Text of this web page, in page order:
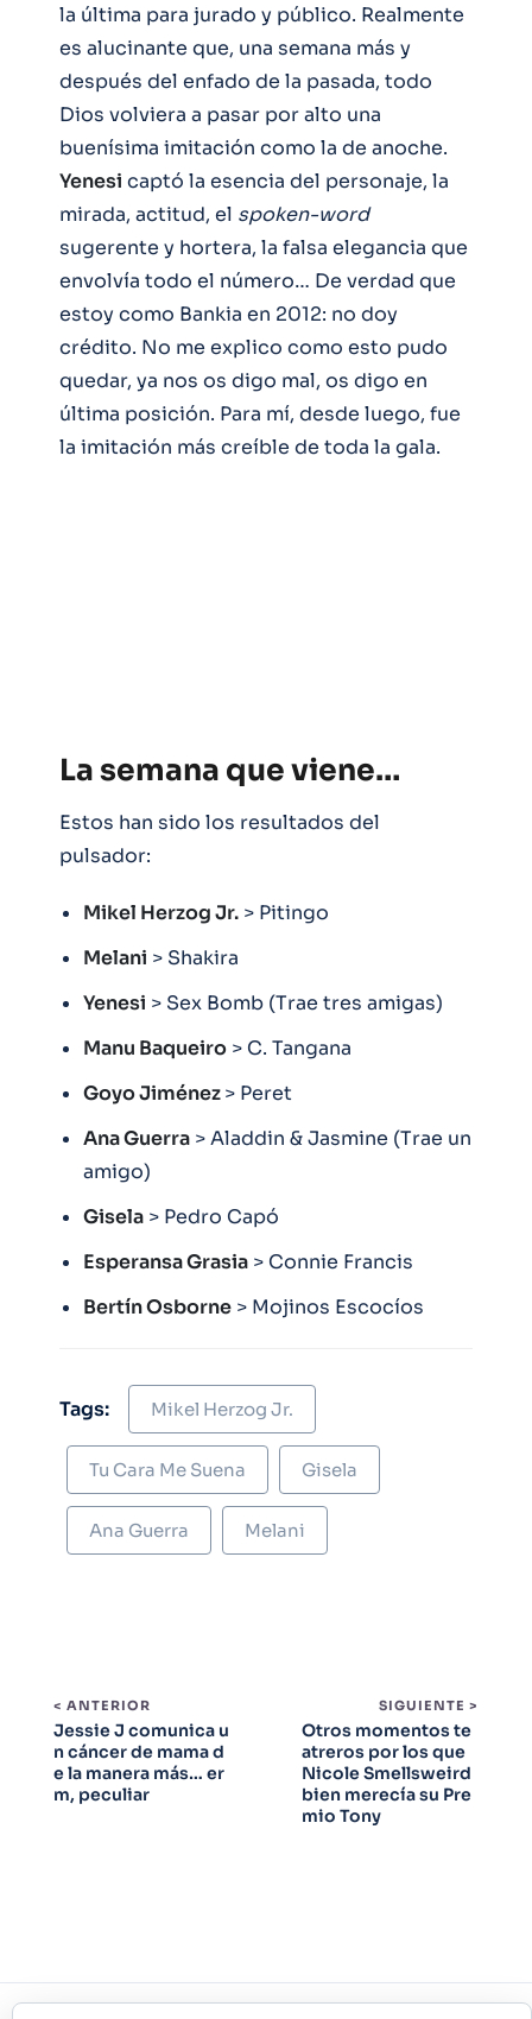
la última para jurado y público. Realmente
es alucinante que, una semana más y
después del enfado de la pasada, todo
Dios volviera a pasar por alto una
buenísima imitación como la de anoche.
Yenesi captó la esencia del personaje, la
mirada, actitud, el spoken-word
sugerente y hortera, la falsa elegancia que
envolvía todo el número… De verdad que
estoy como Bankia en 2012: no doy
crédito. No me explico como esto pudo
quedar, ya nos os digo mal, os digo en
última posición. Para mí, desde luego, fue
la imitación más creíble de toda la gala.
La semana que viene…
Estos han sido los resultados del
pulsador:
Mikel Herzog Jr. > Pitingo
Melani > Shakira
Yenesi > Sex Bomb (Trae tres amigas)
Manu Baqueiro > C. Tangana
Goyo Jiménez> Peret
Ana Guerra > Aladdin & Jasmine (Trae un
amigo)
Gisela > Pedro Capó
Esperansa Grasia > Connie Francis
Bertín Osborne > Mojinos Escocíos
Tags: Mikel Herzog Jr.
Tu Cara Me Suena Gisela
Ana Guerra Melani
< ANTERIOR
Jessie J comunica u
n cáncer de mama d
e la manera más… er
m, peculiar
SIGUIENTE >
Otros momentos te
atreros por los que
Nicole Smellsweird
bien merecía su Pre
mio Tony